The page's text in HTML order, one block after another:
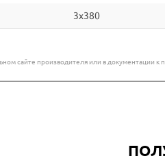
3x380
сайте производителя или в документации